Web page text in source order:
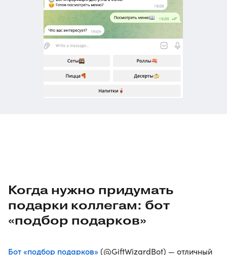
Когда нужно придумать
подарки коллегам: бот
«подбор подарков»
Бот «подбор подарков» (@GiftWizardBot) — отличный